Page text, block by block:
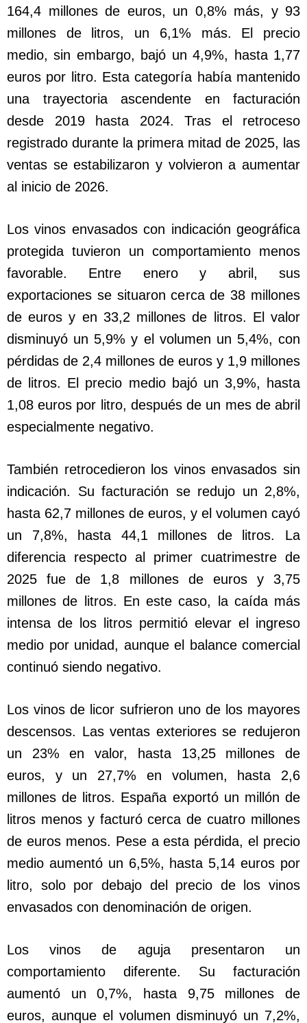
164,4 millones de euros, un 0,8% más, y 93
millones de litros, un 6,1% más. El precio
medio, sin embargo, bajó un 4,9%, hasta 1,77
euros por litro. Esta categoría había mantenido
una trayectoria ascendente en facturación
desde 2019 hasta 2024. Tras el retroceso
registrado durante la primera mitad de 2025, las
ventas se estabilizaron y volvieron a aumentar
al inicio de 2026.
Los vinos envasados con indicación geográfica
protegida tuvieron un comportamiento menos
favorable. Entre enero y abril, sus
exportaciones se situaron cerca de 38 millones
de euros y en 33,2 millones de litros. El valor
disminuyó un 5,9% y el volumen un 5,4%, con
pérdidas de 2,4 millones de euros y 1,9 millones
de litros. El precio medio bajó un 3,9%, hasta
1,08 euros por litro, después de un mes de abril
especialmente negativo.
También retrocedieron los vinos envasados sin
indicación. Su facturación se redujo un 2,8%,
hasta 62,7 millones de euros, y el volumen cayó
un 7,8%, hasta 44,1 millones de litros. La
diferencia respecto al primer cuatrimestre de
2025 fue de 1,8 millones de euros y 3,75
millones de litros. En este caso, la caída más
intensa de los litros permitió elevar el ingreso
medio por unidad, aunque el balance comercial
continuó siendo negativo.
Los vinos de licor sufrieron uno de los mayores
descensos. Las ventas exteriores se redujeron
un 23% en valor, hasta 13,25 millones de
euros, y un 27,7% en volumen, hasta 2,6
millones de litros. España exportó un millón de
litros menos y facturó cerca de cuatro millones
de euros menos. Pese a esta pérdida, el precio
medio aumentó un 6,5%, hasta 5,14 euros por
litro, solo por debajo del precio de los vinos
envasados con denominación de origen.
Los vinos de aguja presentaron un
comportamiento diferente. Su facturación
aumentó un 0,7%, hasta 9,75 millones de
euros, aunque el volumen disminuyó un 7,2%,